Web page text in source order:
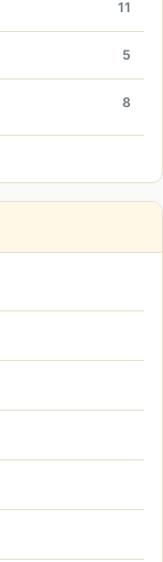
11
5
8